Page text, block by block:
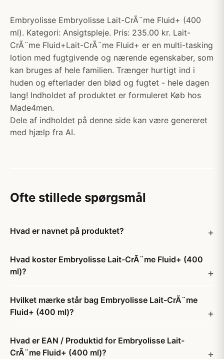
Embryolisse Embryolisse Lait-CrÃ¨me Fluid+ (400
ml). Kategori: Ansigtspleje. Pris: 235.00 kr. Lait-
CrÃ¨me Fluid+Lait-CrÃ¨me Fluid+ er en multi-tasking
lotion med fugtgivende og nærende egenskaber, som
kan bruges af hele familien. Trænger hurtigt ind i
huden og efterlader den blød og fugtet - hele dagen
lang! Indholdet af produktet er formuleret Køb hos
Made4men.
Dele af indholdet på denne side kan være genereret
med hjælp fra AI.
Ofte stillede spørgsmål
Hvad er navnet på produktet?
Hvad koster Embryolisse Lait-CrÃ¨me Fluid+ (400
ml)?
Hvilket mærke står bag Embryolisse Lait-CrÃ¨me
Fluid+ (400 ml)?
Hvad er EAN / Produktid for Embryolisse Lait-
CrÃ¨me Fluid+ (400 ml)?